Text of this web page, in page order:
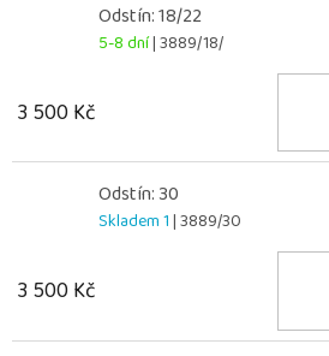
Odstín: 18/22
5-8 dní| 3889/18/
3 500 Kč
Odstín: 30
Skladem 1| 3889/30
3 500 Kč